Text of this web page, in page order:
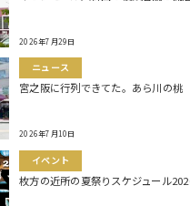
2026年7月29日
ニュース
宮之阪に行列できてた。あら川の桃
2026年7月10日
イベント
枚方の近所の夏祭りスケジュール